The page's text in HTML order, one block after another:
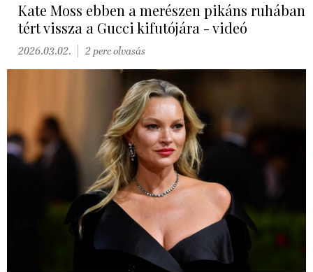
Kate Moss ebben a merészen pikáns ruhában
tért vissza a Gucci kifutójára - videó
2026.03.02. 2 perc olvasás